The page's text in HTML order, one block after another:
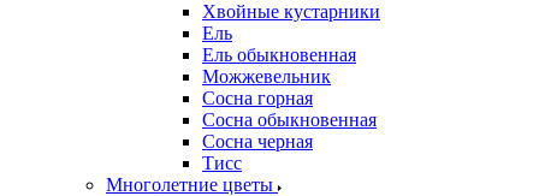
Хвойные кустарники
Ель
Ель обыкновенная
Можжевельник
Сосна горная
Сосна обыкновенная
Сосна черная
Тисс
Многолетние цветы